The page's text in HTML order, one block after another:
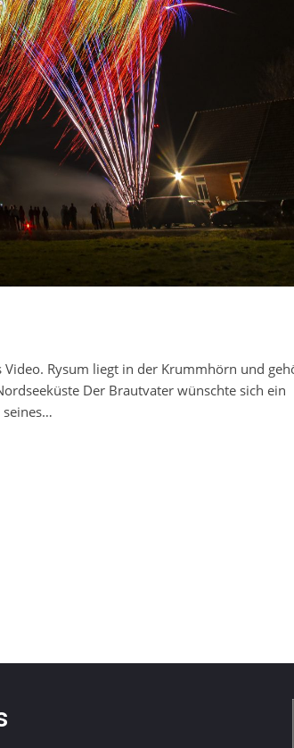
Rysum liegt in der Krummhörn und
Der Brautvater wünschte sich ein
seines…